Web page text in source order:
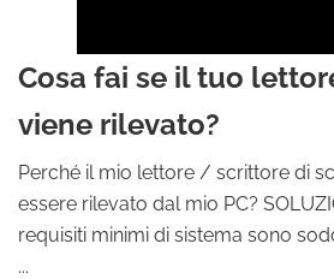
Cosa fai se il tuo
viene rilevato?
Perché il mio lettore / scrittore di
essere rilevato dal mio PC?
requisiti minimi di sistema sono
...